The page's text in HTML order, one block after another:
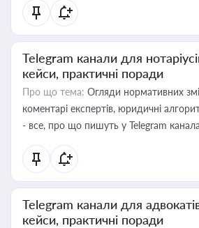
Telegram канали для
кейси, практичні поради
Про що тема: Огляди нормативних
коментарі експертів, юридичні
- все, про що пишуть у Telegram
Telegram канали для
кейси, практичні поради